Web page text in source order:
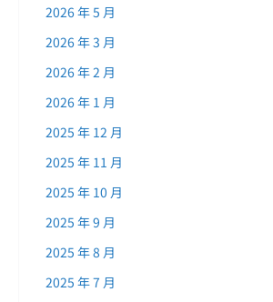
2026 年 5 月
2026 年 3 月
2026 年 2 月
2026 年 1 月
2025 年 12 月
2025 年 11 月
2025 年 10 月
2025 年 9 月
2025 年 8 月
2025 年 7 月